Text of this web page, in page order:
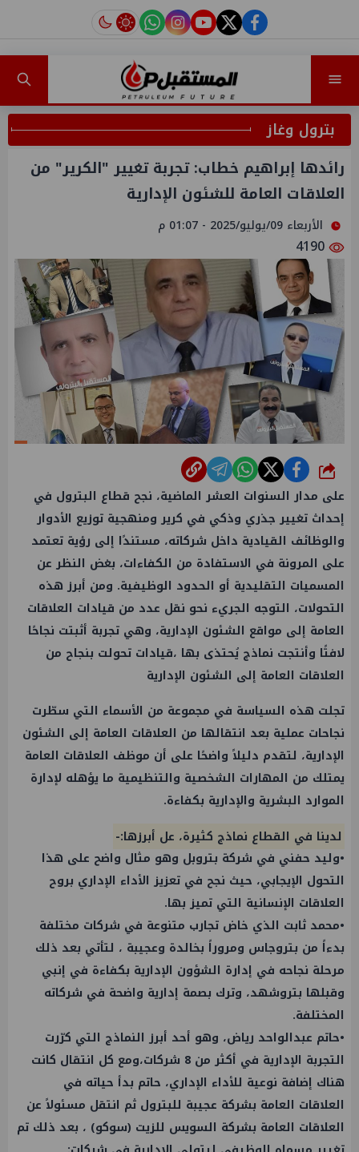
facebook
twitter
youtube
instagram
tiktok
بترول وغاز
رائدها إبراهيم خطاب: تجربة تغيير "الكرير" من
العلاقات العامة للشئون الإدارية
الأربعاء 09/يوليو/2025 - 01:07 م
شارك
على مدار السنوات العشر الماضية، نجح قطاع البترول في
إحداث تغيير جذري وذكي في كرير ومنهجية توزيع الأدوار
والوظائف القيادية داخل شركاته، مستندًا إلى رؤية تعتمد
على المرونة في الاستفادة من الكفاءات، بغض النظر عن
المسميات التقليدية أو الحدود الوظيفية. ومن أبرز هذه
التحولات، التوجه الجريء نحو نقل عدد من قيادات العلاقات
العامة إلى مواقع الشئون الإدارية، وهي تجربة أثبتت نجاحًا
لافتًا وأنتجت نماذج يُحتذى بها ،قيادات تحولت بنجاح من
العلاقات العامة إلى الشئون الإدارية
تجلت هذه السياسة في مجموعة من الأسماء التي سطّرت
نجاحات عملية بعد انتقالها من العلاقات العامة إلى الشئون
الإدارية، لتقدم دليلاً واضحًا على أن موظف العلاقات العامة
يمتلك من المهارات الشخصية والتنظيمية ما يؤهله لإدارة
الموارد البشرية والإدارية بكفاءة.
لدينا في القطاع نماذج كثيرة، عل أبرزها:-
•وليد حفني في شركة بتروبل وهو مثال واضح على هذا
التحول الإيجابي، حيث نجح في تعزيز الأداء الإداري بروح
العلاقات الإنسانية التي تميز بها.
•محمد ثابت الذي خاض تجارب متنوعة في شركات مختلفة
بدءاً من بتروجاس ومروراً بخالدة وعجيبة ، لتأتي بعد ذلك
مرحلة نجاحه في إدارة الشؤون الإدارية بكفاءة في إنبي
وقبلها بتروشهد، وترك بصمة إدارية واضحة في شركاته
المختلفة.
•حاتم عبدالواحد رياض، وهو أحد أبرز النماذج التي كرّرت
التجربة الإدارية في أكثر من 8 شركات،ومع كل انتقال كانت
هناك إضافة نوعية للأداء الإداري، حاتم بدأ حياته في
العلاقات العامة بشركة عجيبة للبترول ثم انتقل مسئولاً عن
العلاقات العامة بشركة السويس للزيت (سوكو) ، بعد ذلك تم